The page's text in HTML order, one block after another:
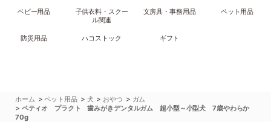
ベビー用品
子供衣料・スクー
ル関連
文房具・事務用品 ペット用品
防災用品 ハコストック ギフト
ホーム >ペット用品 > 犬 > おやつ > ガム
> ペティオ プラクト 歯みがきデンタルガム 超小型～小型犬 7歳やわらか
70g